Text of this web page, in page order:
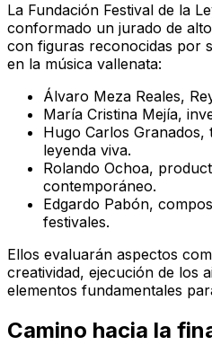
La Fundación Festival de la
conformado un jurado de
con figuras reconocidas por
en la música vallenata:
Álvaro Meza Reales,
María Cristina Mejía,
Hugo Carlos Granados,
leyenda viva.
Rolando Ochoa,
contemporáneo.
Edgardo Pabón,
festivales.
Ellos evaluarán aspectos
creatividad, ejecución de los
elementos fundamentales
Camino hacia la